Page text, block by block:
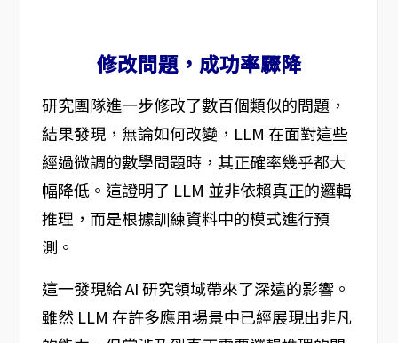
修改問題，成功率驟降
研究團隊進一步修改了數百個類似的問題，
結果發現，無論如何改變，LLM 在面對這些
經過微調的數學問題時，其正確率幾乎都大
幅降低。這證明了 LLM 並非依賴真正的邏輯
推理，而是根據訓練資料中的模式進行預
測。
這一發現給 AI 研究領域帶來了深遠的影響。
雖然 LLM 在許多應用場景中已經展現出非凡